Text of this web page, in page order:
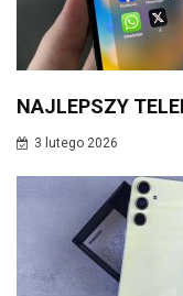
NAJLEPSZY
3 lutego 2026